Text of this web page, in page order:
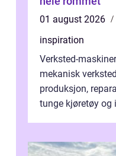
01 august 2026
inspiration
Verksted-
mekanisk
produksjon,
tunge kjøretøy og